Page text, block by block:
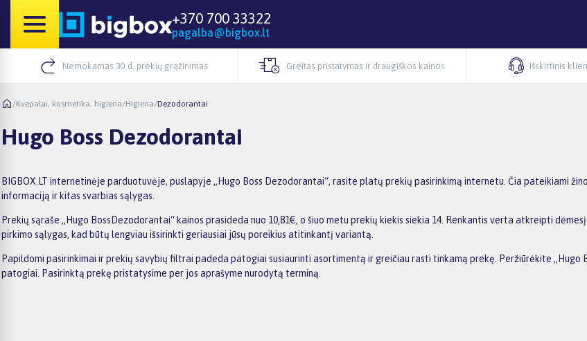
+370 700 33322
pagalba@bigbox.lt
Nemokamas 30 d. prekių grąžinimas Greitas pristatymas ir draugiškos kainos Išskirtinis
/Kvepalai, kosmetika, higiena/Higiena/Dezodorantai
Hugo Boss Dezodorantai
BIGBOX.LT internetinėje parduotuvėje, puslapyje „Hugo Boss Dezodorantai“, rasite platų prekių pasirinkimą internetu. Čia pateikiami
informaciją ir kitas svarbias sąlygas.
Prekių sąraše „Hugo BossDezodorantai“ kainos prasideda nuo 10,81€, o šiuo metu prekių kiekis siekia 14. Renkantis verta atkreipti
pirkimo sąlygas, kad būtų lengviau išsirinkti geriausiai jūsų poreikius atitinkantį variantą.
Papildomi pasirinkimai ir prekių savybių filtrai padeda patogiai susiaurinti asortimentą ir greičiau rasti tinkamą prekę. Peržiūrėkite „Hugo
patogiai. Pasirinktą prekę pristatysime per jos aprašyme nurodytą terminą.